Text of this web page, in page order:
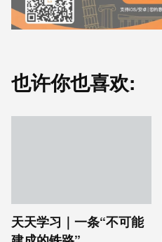
也许你也喜欢:
天天学习｜一条“不可能